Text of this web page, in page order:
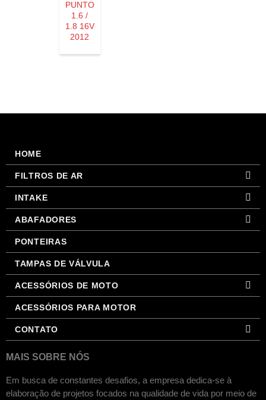
PUNTO
1.6 /
1.8 16V
2012
HOME
FILTROS DE AR
INTAKE
ABAFADORES
PONTEIRAS
TAMPAS DE VÁLVULA
ACESSÓRIOS DE MOTO
ACESSÓRIOS PARA MOTOR
CONTATO
MAIS SOBRE NÓS
Em busca de constantes desafios, a empresa dedica-se à
elaboração de projetos focados na qualidade de vida por meio de